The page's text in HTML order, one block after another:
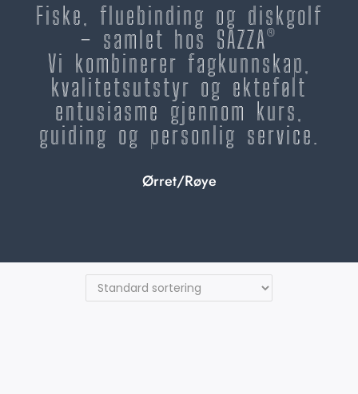
Fiske, fluebinding og diskgolf
– samlet hos SAZZA®
Vi kombinerer fagkunnskap,
kvalitetsutstyr og ektefølt
entusiasme gjennom kurs,
guiding og personlig service.
Ørret/Røye